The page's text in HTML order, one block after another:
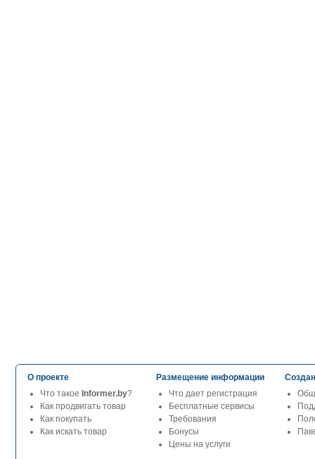
О проекте
Что такое Informer.by?
Как продвигать товар
Как покупать
Как искать товар
Размещение информации
Что дает регистрация
Бесплатные сервисы
Требования
Бонусы
Цены на услуги